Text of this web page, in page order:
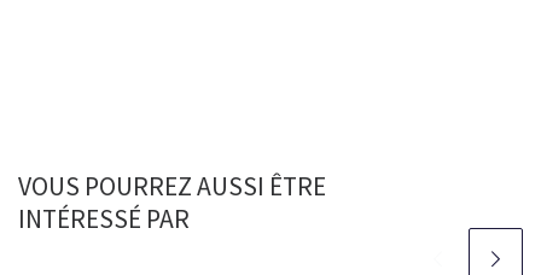
VOUS POURREZ AUSSI ÊTRE
INTÉRESSÉ PAR